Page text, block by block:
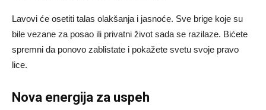
Lavovi će osetiti talas olakšanja i jasnoće. Sve brige koje su
bile vezane za posao ili privatni život sada se razilaze. Bićete
spremni da ponovo zablistate i pokažete svetu svoje pravo
lice.
Nova energija za uspeh